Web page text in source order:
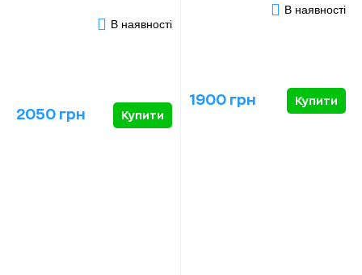
В наявності
2050 грн Купити
В наявності
1900 грн Купити